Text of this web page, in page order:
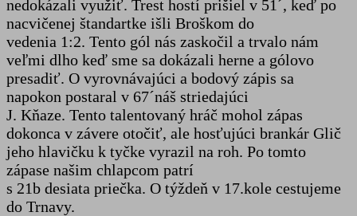
nedokázali využiť. Trest hostí prišiel v 51´, keď po
nacvičenej štandartke išli Broškom do
vedenia 1:2. Tento gól nás zaskočil a trvalo nám
veľmi dlho keď sme sa dokázali herne a gólovo
presadiť. O vyrovnávajúci a bodový zápis sa
napokon postaral v 67´náš striedajúci
J. Kňaze. Tento talentovaný hráč mohol zápas
dokonca v závere otočiť, ale hosťujúci brankár Glič
jeho hlavičku k tyčke vyrazil na roh. Po tomto
zápase našim chlapcom patrí
s 21b desiata priečka. O týždeň v 17.kole cestujeme
do Trnavy.